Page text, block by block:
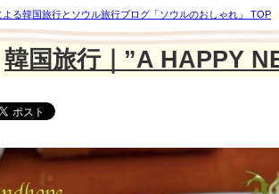
る韓国旅行とソウル旅行ブログ「ソウルのおしゃれ」 TOP
韓国旅行｜”A HAPPY